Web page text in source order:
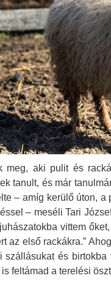
meg, aki pulit és
tanult, és már
– amíg kerülő úton,
– meséli Tari
vittem
az első rackákra.”
szállásukat és
feltámad a terelési